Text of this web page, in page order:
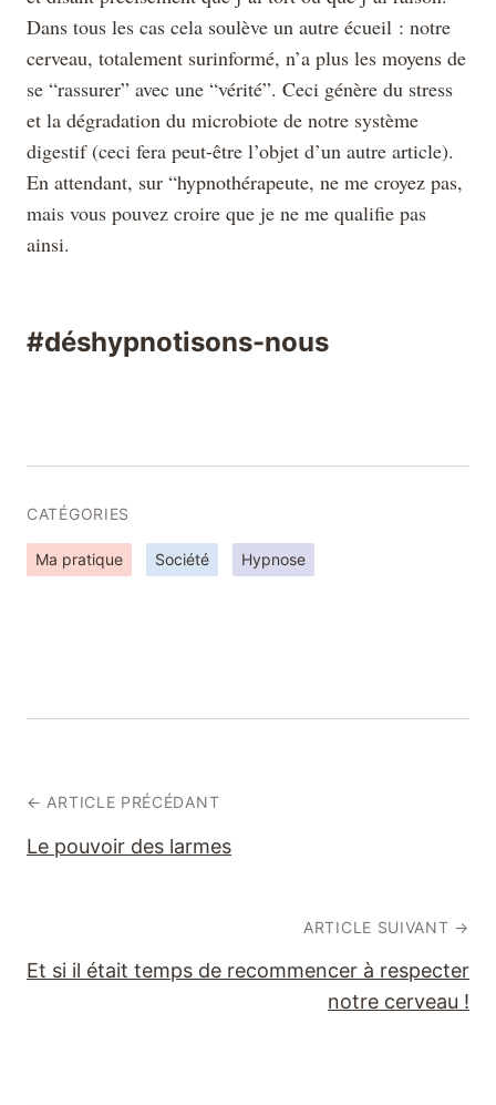
Dans tous les cas cela soulève un autre écueil : notre
cerveau, totalement surinformé, n’a plus les moyens de
se “rassurer” avec une “vérité”. Ceci génère du stress
et la dégradation du microbiote de notre système
digestif (ceci fera peut-être l’objet d’un autre article).
En attendant, sur “hypnothérapeute, ne me croyez pas,
mais vous pouvez croire que je ne me qualifie pas
ainsi.
#déshypnotisons-nous
CATÉGORIES
Ma pratique Société Hypnose
← ARTICLE PRÉCÉDANT
Le pouvoir des larmes
ARTICLE SUIVANT →
Et si il était temps de recommencer à respecter
notre cerveau !